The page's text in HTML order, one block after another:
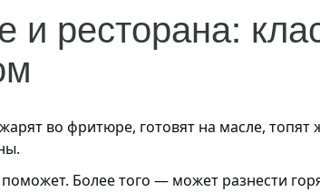
ресторана:
во фритюре, готовят на масле,
Более того — может разнести